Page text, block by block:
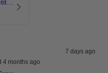
7 days ago
4 months ago